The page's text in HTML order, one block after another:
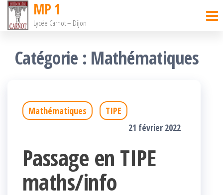
Passer
contenu
MP 1
Lycée Carnot – Dijon
Catégorie : Mathématiques
Mathématiques
TIPE
21 février 2022
Passage en TIPE
maths/info